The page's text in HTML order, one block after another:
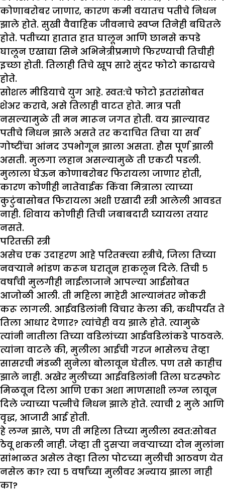
कोणाबरोबर जाणार, कारण कमी वयातच पतीचे निधन
झाले होते. सुखी वैवाहिक जीवनाचे स्वप्न तिनेही बघितले
होते. पतीच्या हातात हात घालून आणि छानसे कपडे
घालून एखाद्या सिने अभिनेत्रीप्रमाणे फिरण्याची तिचीही
इच्छा होती. तिलाही तिचे खूप सारे सुंदर फोटो काढायचे
होते.
सोशल मीडियाचे युग आहे. स्वत:चे फोटो इतरांसोबत
शेअर करावे, असे तिलाही वाटत होते. मात्र पती
नसल्यामुळे ती मन मारून जगत होती. वय झाल्यावर
पतीचे निधन झाले असते तर कदाचित तिचा या सर्व
गोष्टींचा आंनद उपभोगून झाला असता. हौस पूर्ण झाली
असती. मुलगा लहान असल्यामुळे ती एकटी पडली.
मुलाला घेऊन कोणाबरोबर फिरायला जाणार होती,
कारण कोणीही नातेवाईक किंवा मित्राला त्याच्या
कुटुंबासोबत फिरायला अशी एखादी स्त्री आलेली आवडत
नाही. शिवाय कोणीही तिची जबाबदारी घ्यायला तयार
नसते.
परितक्ती स्त्री
असेच एक उदाहरण आहे परितक्त्या स्त्रीचे, जिला तिच्या
नवऱ्याने भांडण करून घरातून हाकलून दिले. तिची ५
वर्षांची मुलगीही नाईलाजाने आपल्या आईसोबत
आजोळी आली. ती महिला माहेरी आल्यानंतर नोकरी
करू लागली. आईवडिलांनी विचार केला की, कधीपर्यंत ते
तिला आधार देणार? त्यांचेही वय झाले होते. त्यामुळे
त्यांनी नातीला तिच्या वडिलांच्या आईवडिलांकडे पाठवले.
त्यांना वाटले की, मुलीला आईची गरज भासेलच तेव्हा
सासरची मंडळी सुनेला बोलावून घेतील. पण तसे काहीच
झाले नाही. अखेर मुलीच्या आईवडिलांनी तिला घटस्फोट
मिळवून दिला आणि एका अशा माणसाशी लग्न लावून
दिले ज्याच्या पत्नीचे निधन झाले होते. त्याची २ मुले आणि
वृद्ध, आजारी आई होती.
हे लग्न झाले, पण ती महिला तिच्या मुलीला स्वत:सोबत
ठेवू शकली नाही. जेव्हा ती दुसऱ्या नवऱ्याच्या दोन मुलांना
सांभाळत असेल तेव्हा तिला पोटच्या मुलीची आठवण येत
नसेल का? त्या ५ वर्षांच्या मुलीवर अन्याय झाला नाही
का?